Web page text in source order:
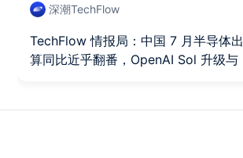
深潮TechFlow
TechFlow 情报局：中国 7 月半导体
算同比近乎翻番，OpenAI Sol 升级与